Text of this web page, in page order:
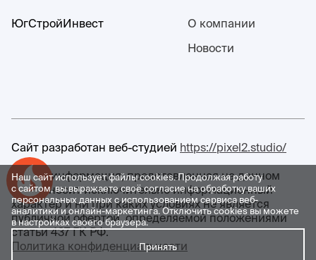
Успейте купить коммерческое помещение
Наш сайт использует файлы cookies. Продолжая работу
с сайтом, вы выражаете своё согласие на обработку ваших
персональных данных с использованием сервиса веб-
аналитики и онлайн-маркетинга. Отключить cookies вы можете
в настройках своего браузера.
Принять
ЮгСтройИнвест
О компании
Новости
Сайт разработан веб-студией https://pixel2.studio/
Любая информация, представленная на данном
сайте, носит исключительно информационный
характер и ни при каких условиях не является
публичной офертой, определяемой положениями
статьи 437 ГК РФ.
Политика конфиденциальности